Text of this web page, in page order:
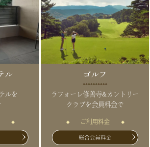
ル
ルを
ゴルフ
ラフォーレ修善寺&カントリー
クラブを会員料金で
ご利用料金
総合会員料金